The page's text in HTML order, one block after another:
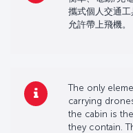
攜式個人交通
允許帶上飛機。
The only
carrying
the cabin is
they contain.